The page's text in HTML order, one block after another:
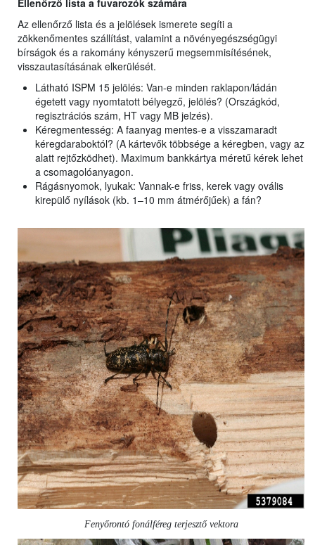
Ellenőrző lista a fuvarozók számára
Az ellenőrző lista és a jelölések ismerete segíti a
zökkenőmentes szállítást, valamint a növényegészségügyi
bírságok és a rakomány kényszerű megsemmisítésének,
visszautasításának elkerülését.
Látható ISPM 15 jelölés: Van-e minden raklapon/ládán
égetett vagy nyomtatott bélyegző, jelölés? (Országkód,
regisztrációs szám, HT vagy MB jelzés).
Kéregmentesség: A faanyag mentes-e a visszamaradt
kéregdaraboktól? (A kártevők többsége a kéregben, vagy az
alatt rejtőzködhet). Maximum bankkártya méretű kérek lehet
a csomagolóanyagon.
Rágásnyomok, lyukak: Vannak-e friss, kerek vagy ovális
kirepülő nyílások (kb. 1–10 mm átmérőjűek) a fán?
Fenyőrontó fonálféreg terjesztő vektora